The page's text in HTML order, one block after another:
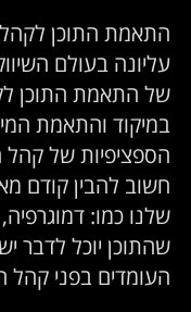
התאמת התוכן
עליונה בעולם
של התאמת התוכן
במיקוד והתאמת
הספציפיות של קהל
חשוב להבין קודם
שלנו כמו:
שהתוכן יוכל לדבר
העומדים בפני קהל